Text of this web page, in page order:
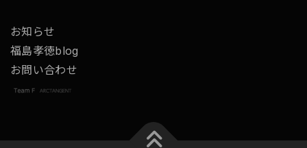
お知らせ
福島孝徳blog
お問い合わせ